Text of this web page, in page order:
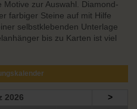
zur Auswahl. Diamond-
farbiger Steine auf mit Hilfe
selbstklebenden Unterlage
bis zu Karten ist viel
2026 >